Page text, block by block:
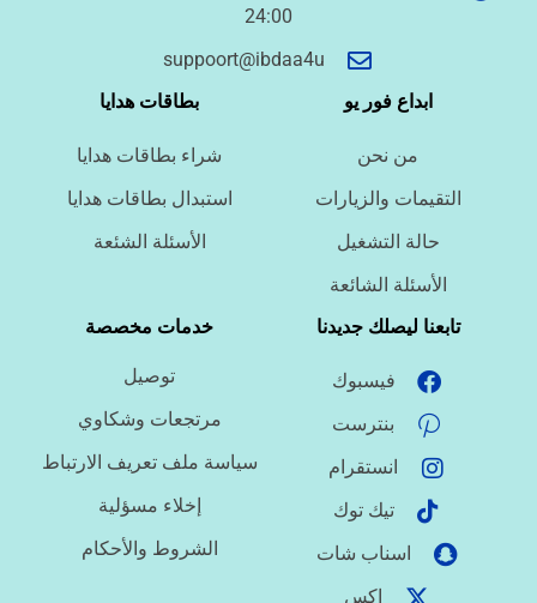
24:00
suppoort@ibdaa4u
ابداع فور يو
من نحن
التقيمات والزيارات
حالة التشغيل
الأسئلة الشائعة
بطاقات هدايا
شراء بطاقات هدايا
استبدال بطاقات هدايا
الأسئلة الشئعة
تابعنا ليصلك جديدنا
فيسبوك
بنترست
انستقرام
تيك توك
اسناب شات
اكس
خدمات مخصصة
توصيل
مرتجعات وشكاوي
سياسة ملف تعريف الارتباط
إخلاء مسؤلية
الشروط والأحكام
ما نوع الملف؟
ما درجة الاستعجال؟
هل تحتاج تنسيقًا أو توثيق مراجع؟